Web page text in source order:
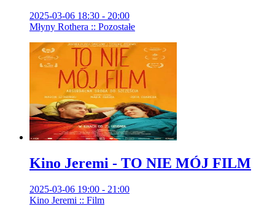
2025-03-06 18:30 - 20:00
Młyny Rothera :: Pozostałe
Kino Jeremi - TO NIE MÓJ FILM
2025-03-06 19:00 - 21:00
Kino Jeremi :: Film